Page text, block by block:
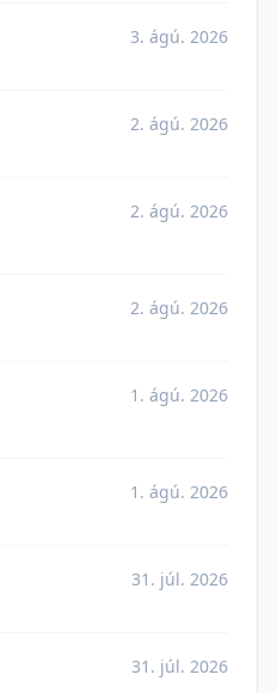
3. ágú. 2026
2. ágú. 2026
2. ágú. 2026
2. ágú. 2026
1. ágú. 2026
1. ágú. 2026
31. júl. 2026
31. júl. 2026